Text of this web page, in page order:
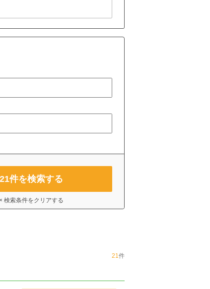
21件を検索する
× 検索条件をクリアする
21件